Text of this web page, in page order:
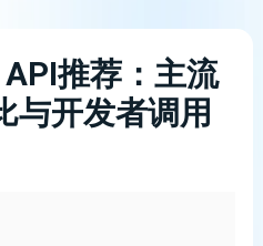
推荐：主流
与开发者调用